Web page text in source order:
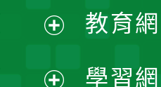
選
單
開
選
教育
學習